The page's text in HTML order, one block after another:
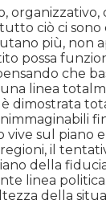
organizzativo,
ciò ci
più, non
possa
che
linea
dimostrata
sul piano
il
della
linea
della